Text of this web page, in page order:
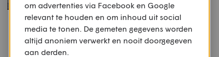
NIEUWS
Het lijstje: Vijf topstukken
van de Stafford Spring Sale
om advertenties via Facebook en Google
relevant te houden en om inhoud uit social
media te tonen. De gemeten gegevens worden
altijd anoniem verwerkt en nooit doorgegeven
aan derden.